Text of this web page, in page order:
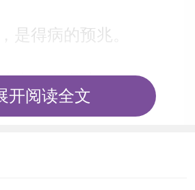
是得病的预兆。
肉，会得玻
开阅读全文